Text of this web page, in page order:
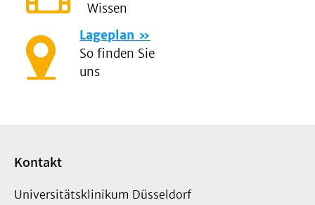
Wissen
Lageplan
So finden Sie
uns
Kontakt
Universitätsklinikum Düsseldorf